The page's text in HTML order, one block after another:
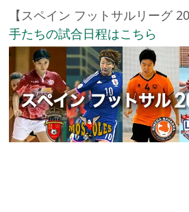
【スペイン フットサルリーグ
手たちの試合日程はこちら